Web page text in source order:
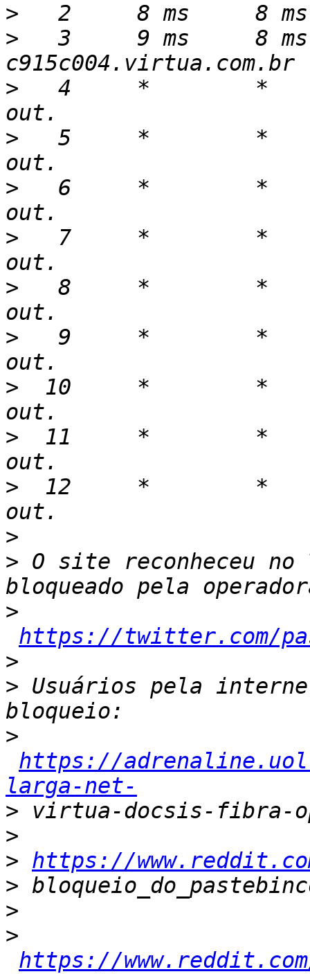
>
>
3     9 ms     8
>
4     *        *
>
5     *        *
>
6     *        *
>
7     *        *
>
8     *        *
>
9     *        *
>
10     *        *
>
11     *        *
>
12     *        *
>
> O site reconheceu
>
https://twitter.com/
>
> Usuários pela
>
https://
larga-net-
>
>
> https://
>
>
>
https://